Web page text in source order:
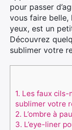
pour passer
vous faire belle,
yeux, est un
Découvrez
sublimer votre
1. Les faux cils-
sublimer votre
2. L’ombre à
3. L’eye-liner